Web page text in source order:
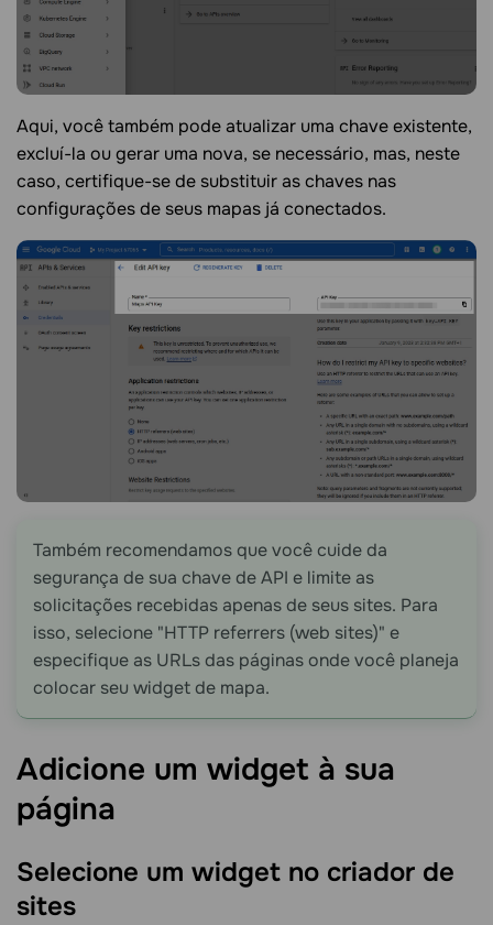
Aqui, você também pode atualizar uma chave existente,
excluí-la ou gerar uma nova, se necessário, mas, neste
caso, certifique-se de substituir as chaves nas
configurações de seus mapas já conectados.
Também recomendamos que você cuide da
segurança de sua chave de API e limite as
solicitações recebidas apenas de seus sites. Para
isso, selecione "HTTP referrers (web sites)" e
especifique as URLs das páginas onde você planeja
colocar seu widget de mapa.
Adicione um widget à sua
página
Selecione um widget no criador de
sites